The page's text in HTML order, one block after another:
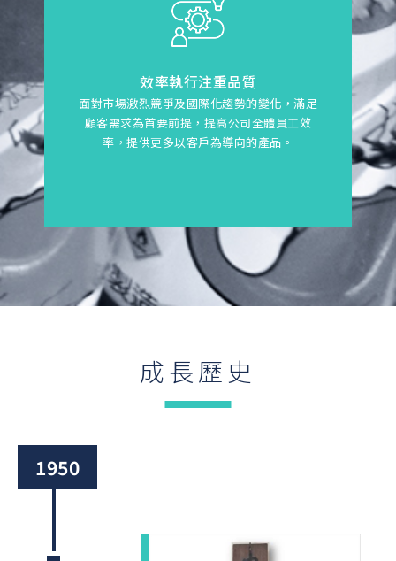
效率執行注重品質
面對市場激烈競爭及國際化趨勢的變化，滿足
顧客需求為首要前提，提高公司全體員工效
率，提供更多以客戶為導向的產品。
成長歷史
1950